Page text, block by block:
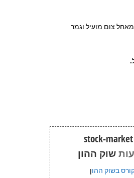
צום מועיל וגמר
שוק ההון
בשוק ההון